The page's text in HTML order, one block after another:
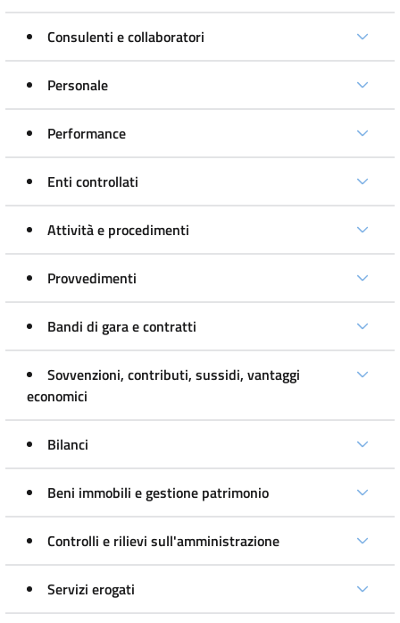
Consulenti e collaboratori
Personale
Performance
Enti controllati
Attività e procedimenti
Provvedimenti
Bandi di gara e contratti
Sovvenzioni, contributi, sussidi, vantaggi
economici
Bilanci
Beni immobili e gestione patrimonio
Controlli e rilievi sull'amministrazione
Servizi erogati